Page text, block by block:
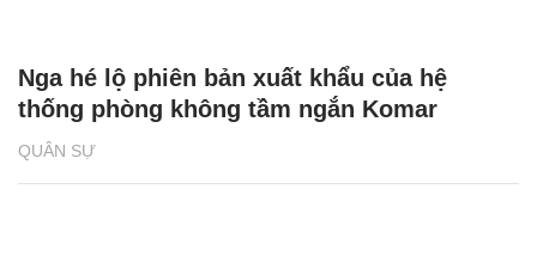
QUÂN SỰ
Nga hé lộ phiên bản xuất khẩu của hệ
thống phòng không tầm ngắn Komar